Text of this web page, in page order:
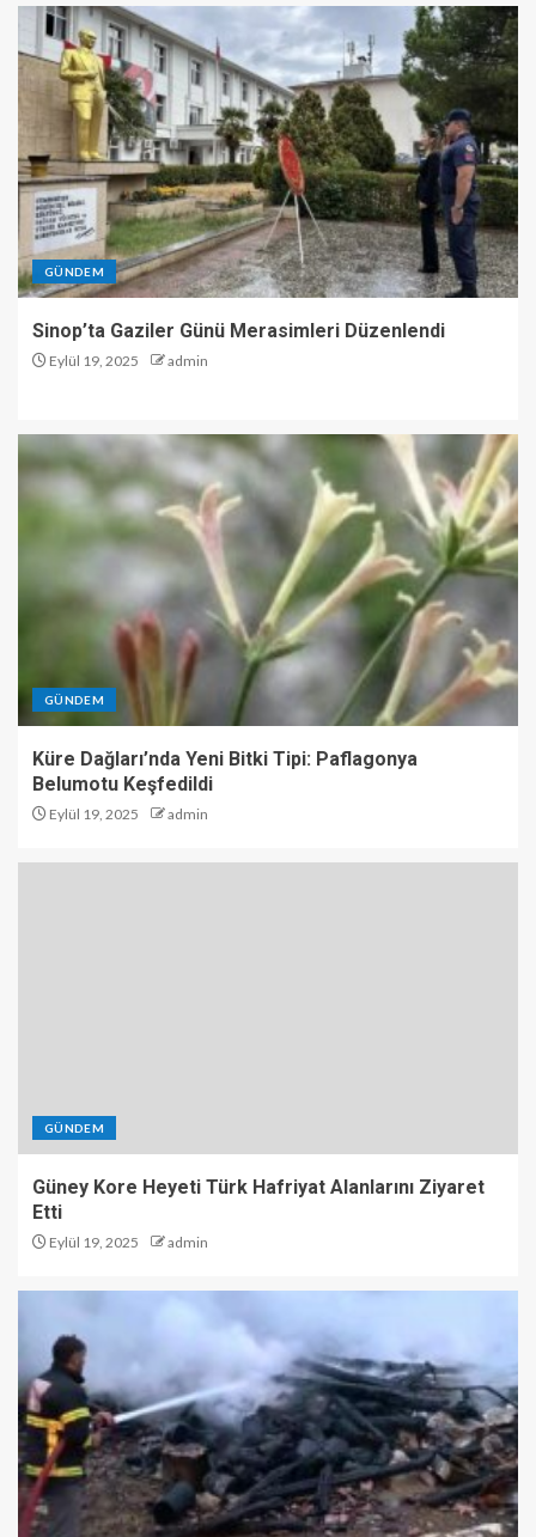
GÜNDEM
Sinop’ta Gaziler Günü Merasimleri Düzenlendi
Eylül 19, 2025 admin
GÜNDEM
Küre Dağları’nda Yeni Bitki Tipi: Paflagonya
Belumotu Keşfedildi
Eylül 19, 2025 admin
GÜNDEM
Güney Kore Heyeti Türk Hafriyat Alanlarını Ziyaret
Etti
Eylül 19, 2025 admin